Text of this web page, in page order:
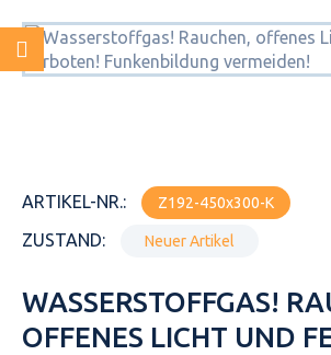
ARTIKEL-NR.: Z192-450x300-K
ZUSTAND: Neuer Artikel
WASSERSTOFFGAS!
OFFENES LICHT UND